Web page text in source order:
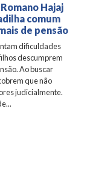
Hajaj
comum
de pensão
dificuldades
descumprem
Ao buscar
que não
judicialmente.